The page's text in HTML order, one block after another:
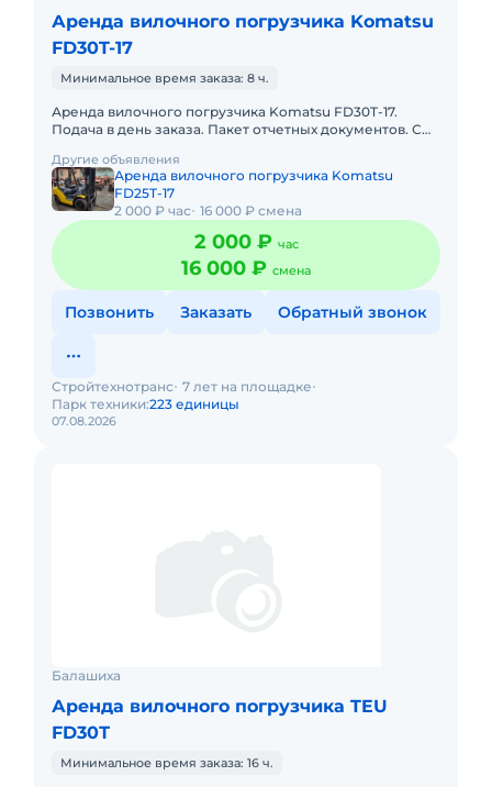
Аренда вилочного погрузчика Komatsu
FD30T-17
Минимальное время заказа: 8 ч.
Аренда вилочного погрузчика Komatsu FD30T-17.
Подача в день заказа. Пакет отчетных документов. С
Долгосрочная аренда.
Другие объявления
Аренда вилочного погрузчика Komatsu
FD25T-17
2 000 ₽ час
16 000 ₽ смена
2 000 ₽ час
16 000 ₽ смена
Позвонить Заказать Обратный звонок
07.08.2026
Стройтехнотранс 7 лет на площадке
Парк техники:223 единицы
Балашиха
Аренда вилочного погрузчика TEU
FD30Т
Минимальное время заказа: 16 ч.